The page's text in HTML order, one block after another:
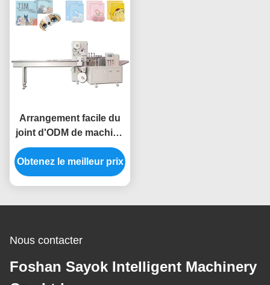
Arrangement facile du
joint d'ODM de machine
automatique de
garniture pour le
masque d'oeil de
Obtenez le meilleur prix
Nous contacter
Foshan Sayok Intelligent Machinery